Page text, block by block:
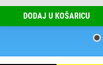
DODAJ U KOŠARICU